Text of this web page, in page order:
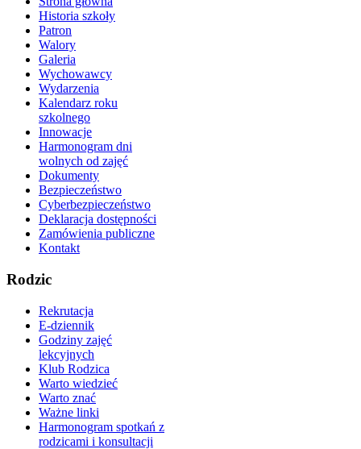
Historia szkoły
Patron
Walory
Galeria
Wychowawcy
Wydarzenia
Kalendarz roku
szkolnego
Innowacje
Harmonogram dni
wolnych od zajęć
Dokumenty
Bezpieczeństwo
Cyberbezpieczeństwo
Deklaracja dostępności
Zamówienia publiczne
Kontakt
Rodzic
Rekrutacja
E-dziennik
Godziny zajęć
lekcyjnych
Klub Rodzica
Warto wiedzieć
Warto znać
Ważne linki
Harmonogram spotkań z
rodzicami i konsultacji